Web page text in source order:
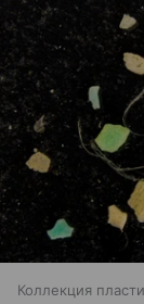
Коллекция